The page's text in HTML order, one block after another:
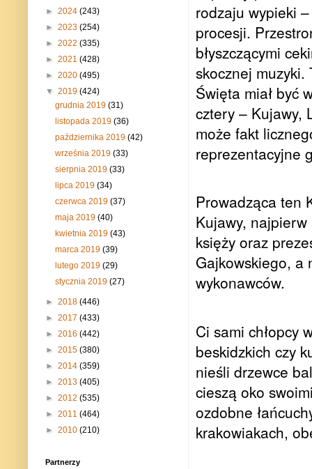
rodzaju wypieki
procesji.
błyszczącymi
skocznej
Święta miał być
cztery – Kujawy,
może fakt
reprezentacyjne
Prowadząca ten
Kujawy,
księży oraz
Gajkowskiego, a
wykonawców.
Ci sami chłopcy
beskidzkich czy
nieśli drzewce
cieszą oko
ozdobne
krakowiakach,
► 2024 (243)
► 2023 (254)
► 2022 (335)
► 2021 (428)
► 2020 (495)
▼ 2019 (424)
grudnia 2019(31)
listopada 2019(36)
października 2019(42)
września 2019(33)
sierpnia 2019(33)
lipca 2019(34)
czerwca 2019(37)
maja 2019(40)
kwietnia 2019(43)
marca 2019(39)
lutego 2019(29)
stycznia 2019(27)
► 2018 (446)
► 2017 (433)
► 2016 (442)
► 2015 (380)
► 2014 (359)
► 2013 (405)
► 2012 (535)
► 2011 (464)
► 2010 (210)
Partnerzy